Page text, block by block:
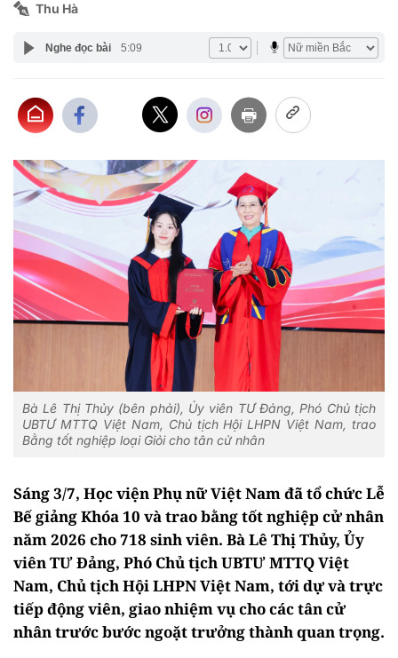
Thu Hà
Nghe đọc bài 5:09
Bà Lê Thị Thủy (bên phải), Ủy viên TƯ Đảng, Phó Chủ tịch
UBTƯ MTTQ Việt Nam, Chủ tịch Hội LHPN Việt Nam, trao
Bằng tốt nghiệp loại Giỏi cho tân cử nhân
Sáng 3/7, Học viện Phụ nữ Việt Nam đã tổ chức Lễ
Bế giảng Khóa 10 và trao bằng tốt nghiệp cử nhân
năm 2026 cho 718 sinh viên. Bà Lê Thị Thủy, Ủy
viên TƯ Đảng, Phó Chủ tịch UBTƯ MTTQ Việt
Nam, Chủ tịch Hội LHPN Việt Nam, tới dự và trực
tiếp động viên, giao nhiệm vụ cho các tân cử
nhân trước bước ngoặt trưởng thành quan trọng.